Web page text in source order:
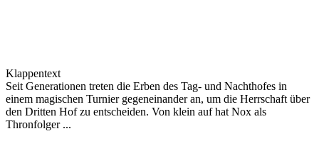
Klappentext
Seit Generationen treten die Erben des Tag- und Nachthofes in
einem magischen Turnier gegeneinander an, um die Herrschaft über
den Dritten Hof zu entscheiden. Von klein auf hat Nox als
Thronfolger ...